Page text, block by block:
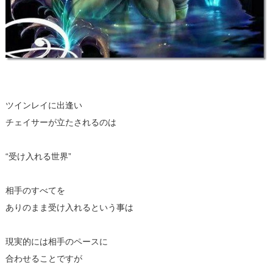
ツインレイに出逢い
チェイサーが立たされるのは
“受け入れる世界”
相手のすべてを
ありのまま受け入れるという事は
現実的には相手のペースに
合わせることですが